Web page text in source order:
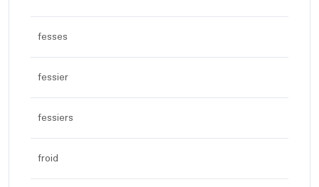
fesses
fessier
fessiers
froid